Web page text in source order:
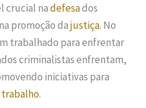
crucial nadefesados
promoção dajustiça. No
trabalhado para enfrentar
criminalistas enfrentam,
iniciativas para
trabalho.